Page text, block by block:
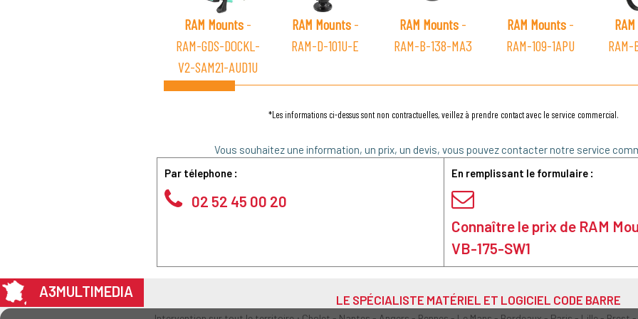
RAM Mounts-
RAM-GDS-DOCKL-
V2-SAM21-AUD1U
RAM Mounts-
RAM-D-101U-E
RAM Mounts-
RAM-B-138-MA3
RAM Mounts-
RAM-109-1APU
RAM-
*Les informations ci-dessus sont non contractuelles, veillez à prendre contact avec le service commercial.
Vous souhaitez une information, un prix, un devis, vous pouvez contacter notre service
Par télephone :
02 52 45 00 20
En remplissant le formulaire :
Connaître le prix de RAM
VB-175-SW1
A3MULTIMEDIA LE SPÉCIALISTE MATÉRIEL ET LOGICIEL CODE BARRE